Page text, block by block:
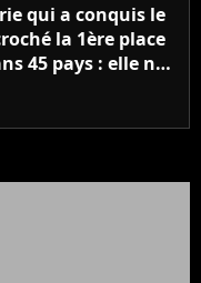
qui a conquis le
la 1ère place
45 pays : elle ne
épisodes et c'est
mondial